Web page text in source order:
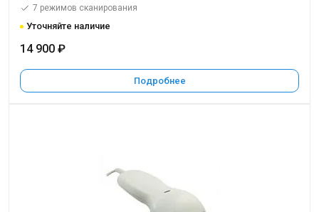
7 режимов сканирования
Уточняйте наличие
14 900 ₽
Подробнее